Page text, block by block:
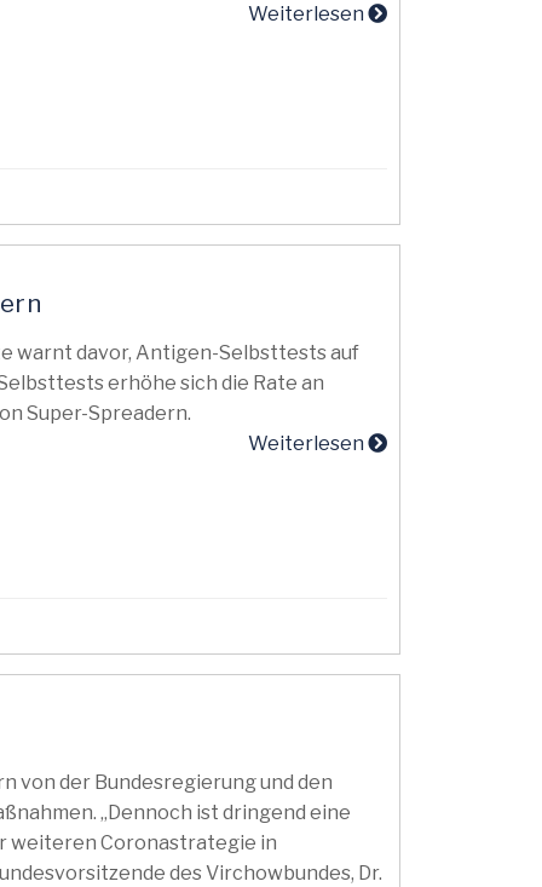
Weiterlesen
warnt davor, Antigen-Selbsttests auf
erhöhe sich die Rate an
Super-Spreadern.
Weiterlesen
von der Bundesregierung und den
„Dennoch ist dringend eine
weiteren Coronastrategie in
des Virchowbundes, Dr.